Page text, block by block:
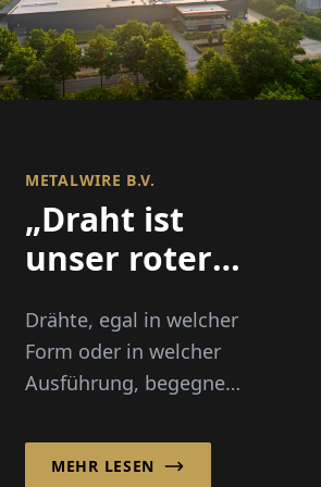
METALWIRE B.V.
„Draht ist
unser roter
Drähte, egal in welcher
Form oder in welcher
Ausführung, begegnen
im Gartenzaun oder
beim Reisekoffer...
MEHR LESEN